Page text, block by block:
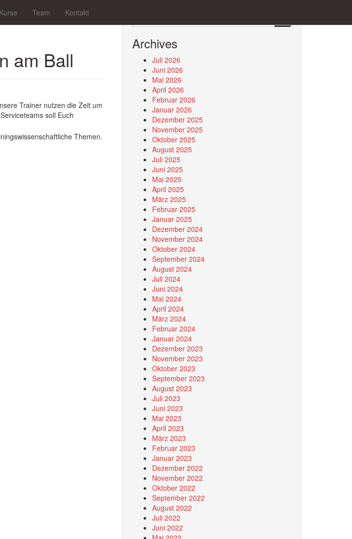
Kurse Team Kontakt
am Ball
Trainer nutzen die Zeit um
soll Euch
Themen.
for:
Archives
Juli 2026
Juni 2026
Mai 2026
April 2026
Februar 2026
Januar 2026
Dezember 2025
November 2025
Oktober 2025
August 2025
Juli 2025
Juni 2025
Mai 2025
April 2025
März 2025
Februar 2025
Januar 2025
Dezember 2024
November 2024
Oktober 2024
September 2024
August 2024
Juli 2024
Juni 2024
Mai 2024
April 2024
März 2024
Februar 2024
Januar 2024
Dezember 2023
November 2023
Oktober 2023
September 2023
August 2023
Juli 2023
Juni 2023
Mai 2023
April 2023
März 2023
Februar 2023
Januar 2023
Dezember 2022
November 2022
Oktober 2022
September 2022
August 2022
Juli 2022
Juni 2022